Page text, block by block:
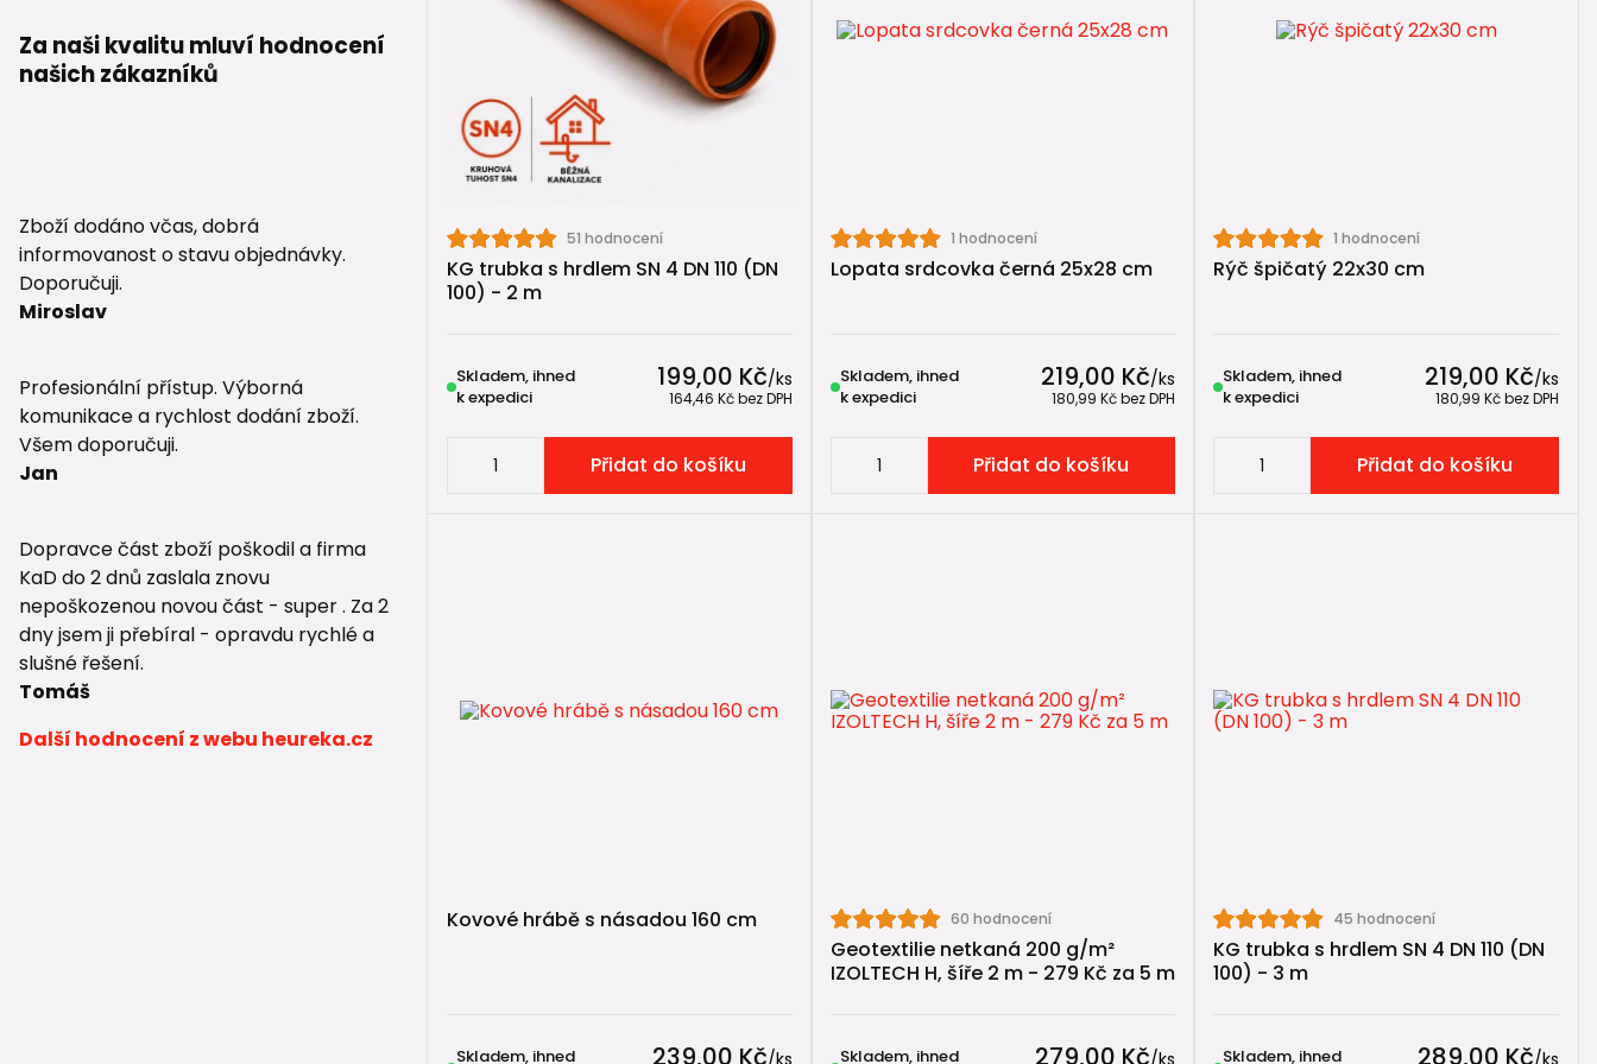
Za naši kvalitu mluví hodnocení
našich zákazníků
Zboží dodáno včas, dobrá
informovanost o stavu objednávky.
Doporučuji.
Miroslav
Profesionální přístup. Výborná
komunikace a rychlost dodání zboží.
Všem doporučuji.
Jan
Dopravce část zboží poškodil a firma
KaD do 2 dnů zaslala znovu
nepoškozenou novou část - super . Za 2
dny jsem ji přebíral - opravdu rychlé a
slušné řešení.
Tomáš
Další hodnocení z webu heureka.cz
🧵 Geotextilie: ochrana proti zanášení
je prvek, který lidé často podceňují – a přitom rozhoduje o životnosti.
Používá se k oddělení zeminy od štěrku a funguje jako
👉 Díky ní:
systém se neucpává
zůstává dlouhodobě funkční
Doporučuje se
📍 Kdy štěrkový vsak dává smysl
Štěrkový vsak není univerzální řešení, ale v určitých situacích dává smysl.
Typicky:
vsakovací tunely
(lepší poměr výkon / prostor)
chybějícífiltrace
👉 Výsledek:
51 hodnocení
KG trubka s hrdlem SN 4 DN 110 (DN
100) - 2 m
199,00 Kč/ks
164,46 Kčbez DPH
Skladem, ihned
k expedici
Přidat do košíku
1 hodnocení
Lopata srdcovka černá 25x28 cm
219,00 Kč/ks
180,99 Kčbez DPH
Skladem, ihned
k expedici
Přidat do košíku
1 hodnocení
Rýč špičatý 22x30 cm
219,00 Kč/ks
180,99 Kčbez DPH
Skladem, ihned
k expedici
Přidat do košíku
Kovové hrábě s násadou 160 cm
239,00 Kč/ks
Skladem, ihned
60 hodnocení
Geotextilie netkaná 200 g/m²
IZOLTECH H, šíře 2 m - 279 Kč za 5 m
279,00 Kč/ks
Skladem, ihned
45 hodnocení
KG trubka s hrdlem SN 4 DN 110 (DN
100) - 3 m
289,00 Kč/ks
Skladem, ihned